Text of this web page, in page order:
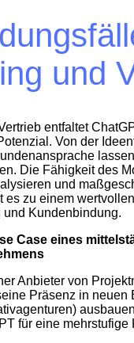
und
entfaltet
Von der
Die Fähigkeit des
und
es zu einem
und Kundenbindung.
Case eines
Anbieter von
Präsenz in neuen
für eine mehrstufige